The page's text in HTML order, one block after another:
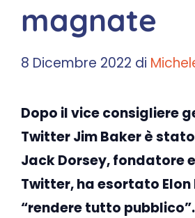
magnate
8 Dicembre 2022 di
Dopo il vice consigliere
Twitter Jim Baker è
Jack Dorsey, fondatore
Twitter, ha esortato Elon
“rendere tutto